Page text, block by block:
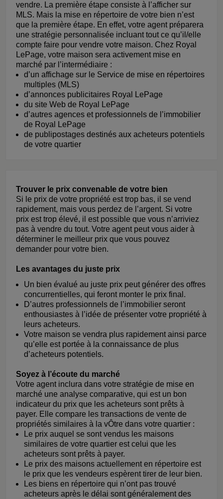
vendre. La première étape consiste à l’afficher sur
MLS. Mais la mise en répertoire de votre bien n’est
que la première étape. En effet, votre agent préparera
une stratégie personnalisée incluant tout ce qu’il/elle
compte faire pour vendre votre maison. Chez Royal
LePage, votre maison sera activement mise en
marché par l’intermédiaire :
d’un affichage sur le Service de mise en répertoires
multiples (MLS)
d’annonces publicitaires Royal LePage
du site Web de Royal LePage
d’autres agences et professionnels de l’immobilier
de Royal LePage
de publipostages destinés aux acheteurs potentiels
de votre quartier
Trouver le prix convenable de votre bien
Si le prix de votre propriété est trop bas, il se vend
rapidement, mais vous perdez de l’argent. Si votre
prix est trop élevé, il est possible que vous n’arriviez
pas à vendre du tout. Votre agent peut vous aider à
déterminer le meilleur prix que vous pouvez
demander pour votre bien.
Les avantages du juste prix
Un bien évalué au juste prix peut générer des offres
concurrentielles, qui feront monter le prix final.
D’autres professionnels de l’immobilier seront
enthousiastes à l’idée de présenter votre propriété à
leurs acheteurs.
Votre maison se vendra plus rapidement ainsi parce
qu’elle est portée à la connaissance de plus
d’acheteurs potentiels.
Soyez à l’écoute du marché
Votre agent inclura dans votre stratégie de mise en
marché une analyse comparative, qui est un bon
indicateur du prix que les acheteurs sont prêts à
payer. Elle compare les transactions de vente de
propriétés similaires à la vÔtre dans votre quartier :
Le prix auquel se sont vendus les maisons
similaires de votre quartier est celui que les
acheteurs sont prêts à payer.
Le prix des maisons actuellement en répertoire est
le prix que les vendeurs espèrent tirer de leur bien.
Les biens en répertoire qui n’ont pas trouvé
acheteurs après le délai sont généralement des